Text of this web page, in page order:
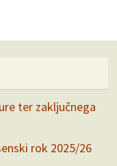
ter zaključnega
rok 2025/26